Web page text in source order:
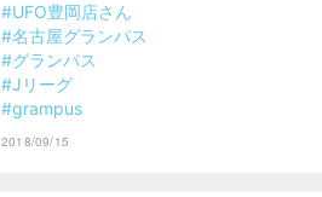
#UFO豊岡店さん
#名古屋グランパス
#グランパス
#Jリーグ
#grampus
2018/09/15